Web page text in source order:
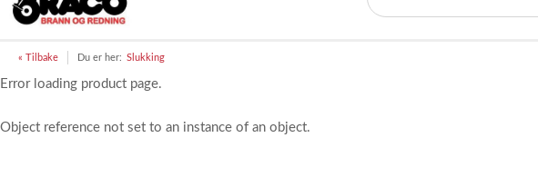
« Tilbake Du er her: Slukking
Error loading product page.
Object reference not set to an instance of an object.